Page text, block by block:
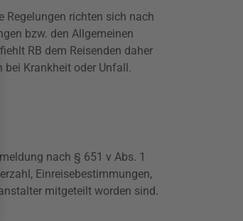
Regelungen richten sich nach
bzw. den Allgemeinen
RB dem Reisenden daher
bei Krankheit oder Unfall.
nach § 651 v Abs. 1
, Einreisebestimmungen,
mitgeteilt worden sind.